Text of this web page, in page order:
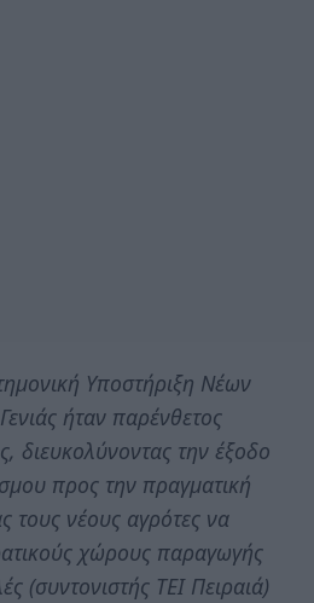
Υποστήριξη Νέων
ήταν παρένθετος
διευκολύνοντας την έξοδο
προς την πραγματική
τους νέους αγρότες να
χώρους παραγωγής
(συντονιστής ΤΕΙ Πειραιά)